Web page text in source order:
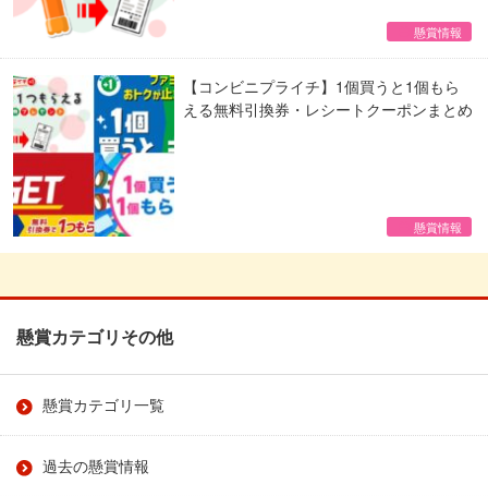
懸賞情報
【コンビニプライチ】1個買うと1個もら
える無料引換券・レシートクーポンまとめ
懸賞情報
懸賞カテゴリその他
懸賞カテゴリ一覧
過去の懸賞情報